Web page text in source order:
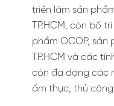
triển lãm sản
TP.HCM, còn bố
phẩm OCOP, sản
TP.HCM và các
còn đa dạng các
ẩm thực, thủ